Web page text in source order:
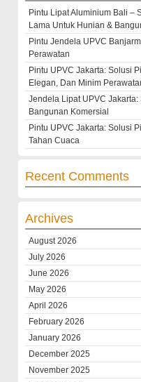
Pintu Lipat Aluminium Bali –
Lama Untuk Hunian &
Pintu Jendela UPVC
Perawatan
Pintu UPVC Jakarta: Solusi
Elegan, Dan Minim
Jendela Lipat UPVC
Bangunan Komersial
Pintu UPVC Jakarta: Solusi
Tahan Cuaca
Recent Comments
Archives
August 2026
July 2026
June 2026
May 2026
April 2026
February 2026
January 2026
December 2025
November 2025